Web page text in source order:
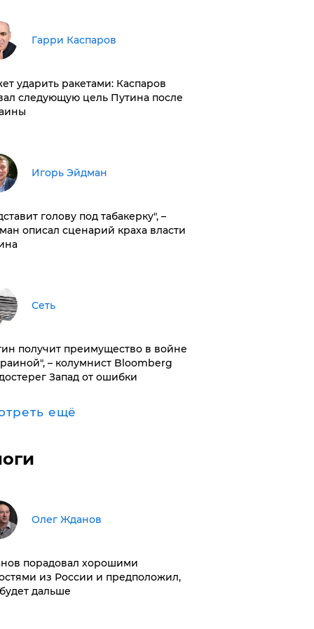
Гарри Каспаров
ударить ракетами: Каспаров
следующую цель Путина после
Игорь Эйдман
голову под табакерку", –
описал сценарий краха власти
Сеть
получит преимущество в войне
– колумнист Bloomberg
Запад от ошибки
ещё
Олег Жданов
порадовал хорошими
из России и предположил,
дальше